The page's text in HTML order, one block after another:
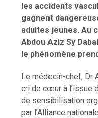
les accidents
gagnent
adultes jeunes. Au
Abdou Aziz Sy
le phénomène
Le médecin-chef, Dr
cri de cœur à l’issue
de sensibilisation
par l’Alliance